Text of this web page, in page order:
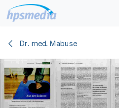
Zum Inhalt springen
Dr. med. Mabuse